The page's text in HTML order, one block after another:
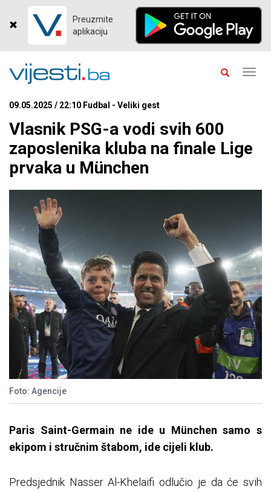
Preuzmite
aplikaciju
09.05.2025 / 22:10 Fudbal - Veliki gest
Vlasnik PSG-a vodi svih 600
zaposlenika kluba na finale Lige
prvaka u München
Foto: Agencije
Paris Saint-Germain ne ide u München samo s
ekipom i stručnim štabom, ide cijeli klub.
Predsjednik Nasser Al-Khelaifi odlučio je da će svih